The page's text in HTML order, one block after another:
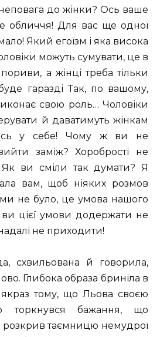
до жінки? Ось ваше
обличчя! Для вас ще одної
Який егоїзм і яка висока
можуть сумувати, це в
а жінці треба тільки
гаразді Так, по вашому,
свою роль… Чоловіки
й даватимуть жінкам
у себе! Чому ж ви не
заміж? Хоробрості не
Як ви сміли так думати? Я
вам, щоб ніяких розмов
не було, це умова нашого
цієї умови додержати не
не приходити!
схвильована й говорила,
Глибока образа бриніла в
якраз тому, що Льова своєю
торкнувся бажання, що
розкрив таємницю немудрої